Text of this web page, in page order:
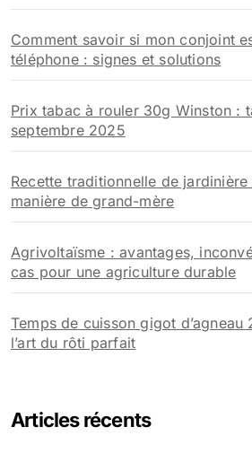
Comment savoir si mon conjoint
téléphone : signes et solutions
Prix tabac à rouler 30g Winston :
septembre 2025
Recette traditionnelle de
manière de grand-mère
Agrivoltaïsme : avantages,
cas pour une agriculture durable
Temps de cuisson gigot
l’art du rôti parfait
Articles récents